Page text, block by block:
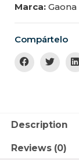
Marca: Gaona
Compártelo
Description
Reviews (0)